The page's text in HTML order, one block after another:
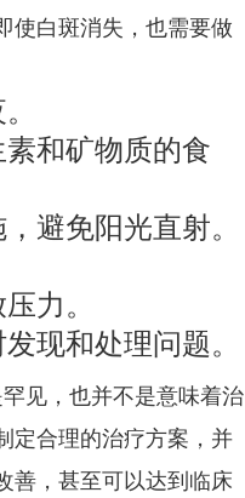
使白斑消失，也需要做
和矿物质的食
避免阳光直射。
力。
现和处理问题。
见，也并不是意味着治
定合理的治疗方案，并
善，甚至可以达到临床